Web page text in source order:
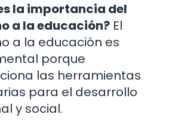
la importancia del
a la educación? El
a la educación es
porque
las herramientas
para el desarrollo
y social.